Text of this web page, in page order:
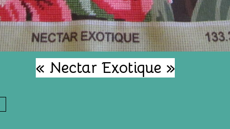
« Nectar Exotique »